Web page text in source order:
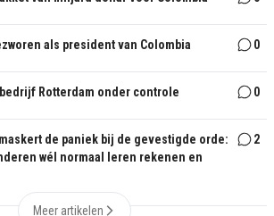
als president van Colombia 0
Rotterdam onder controle 0
de paniek bij de gevestigde orde:
wél normaal leren rekenen en
2
Meer artikelen